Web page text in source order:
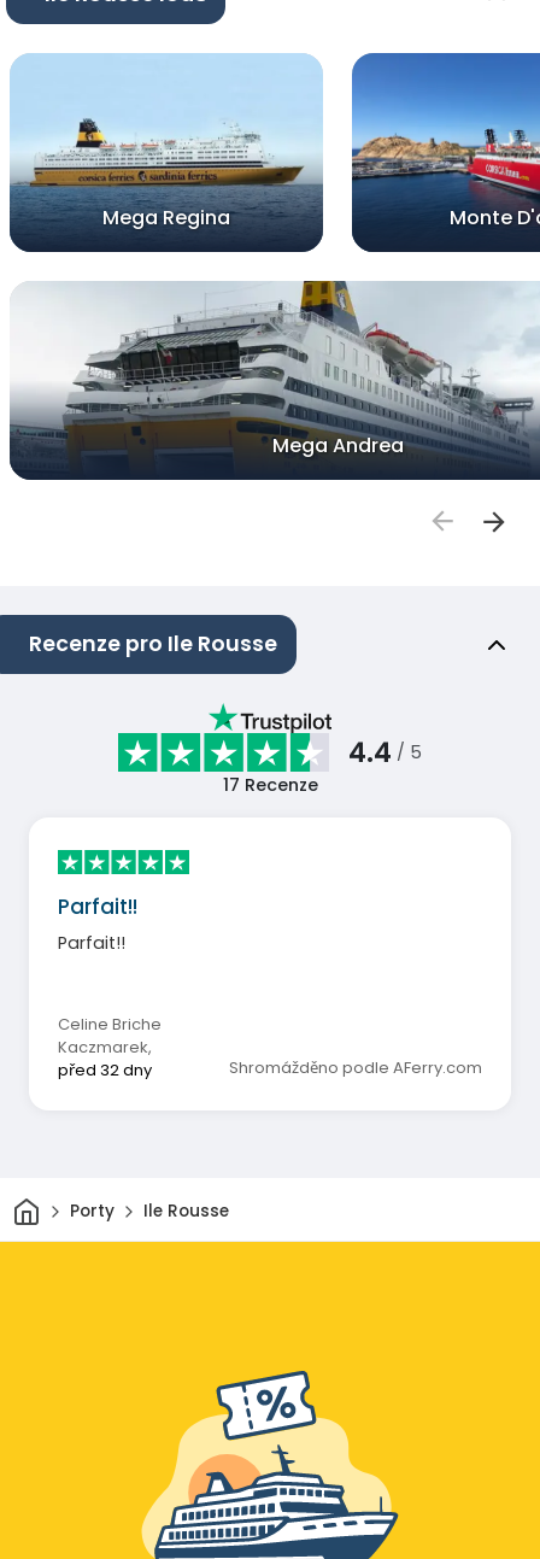
Mega Regina Monte
Mega Andrea
Recenze pro Ile Rousse
4.4 / 5
17 Recenze
Parfait!!
Parfait!!
Celine Briche
Kaczmarek,
před 32 dny
Shromážděno podle AFerry.com
Domov
Porty Ile Rousse